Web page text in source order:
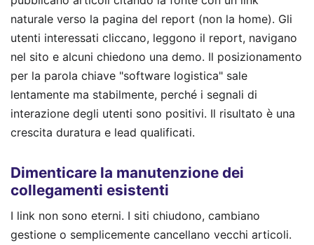
naturale verso la pagina del report (non la home). Gli
utenti interessati cliccano, leggono il report, navigano
nel sito e alcuni chiedono una demo. Il posizionamento
per la parola chiave "software logistica" sale
lentamente ma stabilmente, perché i segnali di
interazione degli utenti sono positivi. Il risultato è una
crescita duratura e lead qualificati.
Dimenticare la manutenzione dei
collegamenti esistenti
I link non sono eterni. I siti chiudono, cambiano
gestione o semplicemente cancellano vecchi articoli.